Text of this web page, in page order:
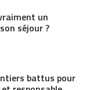
un
séjour ?
battus pour